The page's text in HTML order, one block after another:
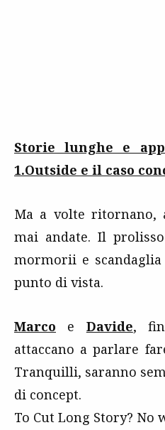
Storie lunghe e
1.Outside e il caso
Ma a volte ritornano,
mai andate. Il
mormorii e
punto di vista.
Marco e Davide,
attaccano a parlare
Tranquilli, saranno
di concept.
To Cut Long Story? No